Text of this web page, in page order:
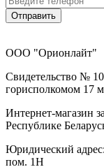
Отправить
ООО "Орионлайт"
Свидетельство №
горисполкомом 17
Интернет-магазин
Республике
Юридический
пом. 1Н